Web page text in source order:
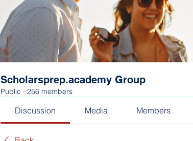
Scholarsprep.academy Group
Public · 256 members
Discussion Media Members